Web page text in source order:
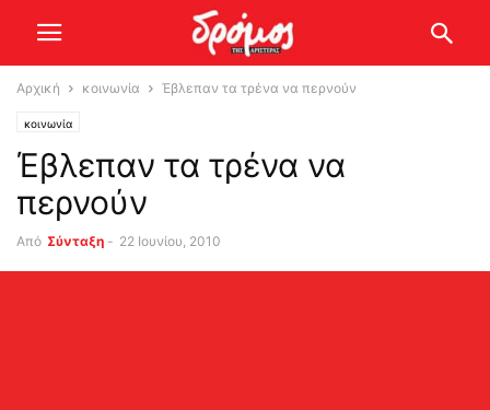
Αρχική κοινωνία Έβλεπαν τα τρένα να περνούν
κοινωνία
Έβλεπαν τα τρένα να
περνούν
Από Σύνταξη - 22 Ιουνίου, 2010